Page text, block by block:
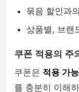
묶음 할인과
상품별, 브랜
쿠폰 적용의 주
쿠폰은 적용 가
를 충분히 이해